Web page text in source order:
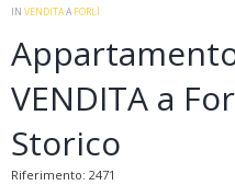
IN VENDITAAFORLÌ
VENDITA a
Storico
Riferimento: 2471